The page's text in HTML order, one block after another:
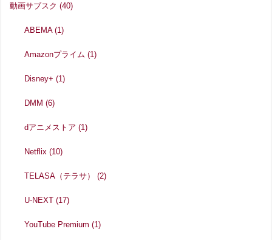
動画サブスク (40)
ABEMA(1)
Amazonプライム(1)
Disney+(1)
DMM(6)
dアニメストア(1)
Netflix(10)
TELASA（テラサ）(2)
U-NEXT(17)
YouTube Premium(1)